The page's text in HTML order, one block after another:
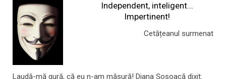
Independent, inteligent...
Impertinent!
Cetățeanul surmenat
Laudă-mă gură, că eu n-am măsură! Diana Șoșoacă dixit: